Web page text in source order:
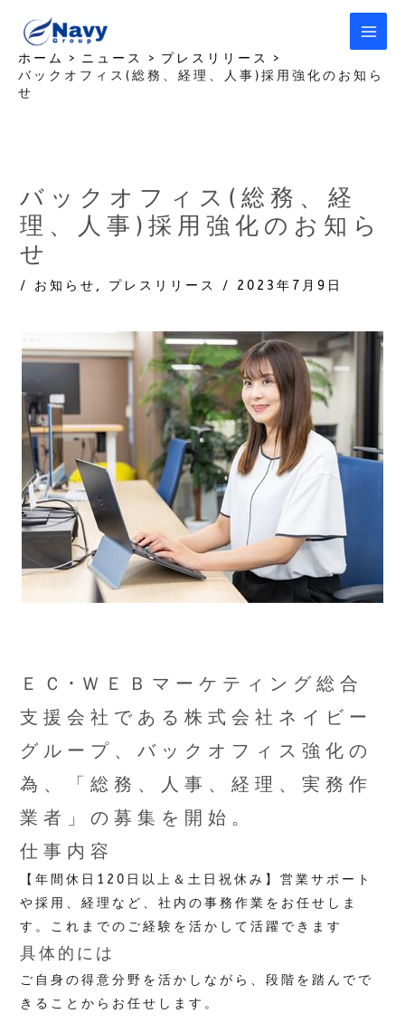
ホーム ニュース
プレスリリース
バックオフィス(総務、経理、人事)採用強化のお知ら
せ
バックオフィス(総務、経
理、人事)採用強化のお知ら
せ
/ お知らせ , プレスリリース / 2023年7月9日
ＥＣ･ＷＥＢマーケティング総合
支援会社である株式会社ネイビー
グループ、バックオフィス強化の
為、「総務、人事、経理、実務作
業者」の募集を開始。
仕事内容
【年間休日120日以上＆土日祝休み】営業サポート
や採用、経理など、社内の事務作業をお任せしま
す。これまでのご経験を活かして活躍できます
具体的には
ご自身の得意分野を活かしながら、段階を踏んでで
きることからお任せします。